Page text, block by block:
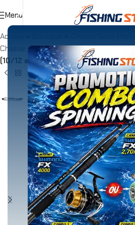
Menu
Accueil
Chasse sous marine»Combinaison
(10/12 ans)